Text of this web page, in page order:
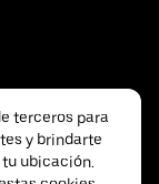
terceros para
y brindarte
ubicación.